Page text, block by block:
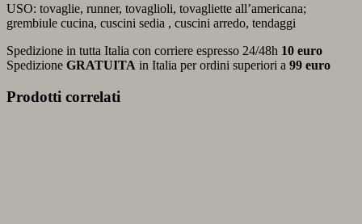
USO: tovaglie, runner, tovaglioli, tovagliette all’americana;
grembiule cucina, cuscini sedia , cuscini arredo, tendaggi
Spedizione in tutta Italia con corriere espresso 24/48h 10 euro
Spedizione GRATUITA in Italia per ordini superiori a 99 euro
Prodotti correlati